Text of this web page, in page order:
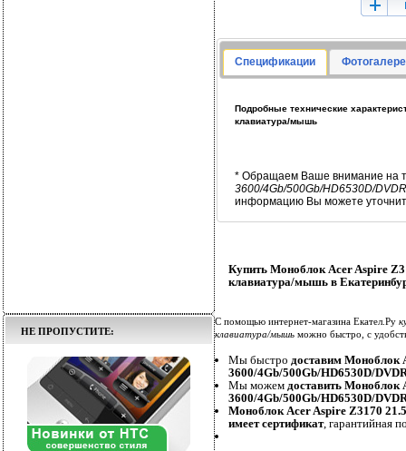
НЕ ПРОПУСТИТЕ:
Спецификации
Подробные технические
клавиатура/мышь
* Обращаем Ваше внимание на
3600/4Gb/500Gb/HD6530D/
информацию Вы можете
Купить Моноблок Acer Aspire
клавиатура/мышь в
С помощью интернет-магазина Екател.Ру
клавиатура/мышь можно быстро, с
Мы быстро доставим Моноблок
3600/4Gb/500Gb/HD6530D/
Мы можем доставить Моноблок
3600/4Gb/500Gb/HD6530D/
Моноблок Acer Aspire Z3170
имеет сертификат, гарантийная